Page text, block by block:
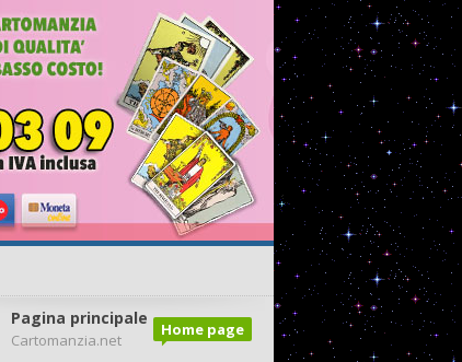
Home page
Pagina principale
Cartomanzia.net